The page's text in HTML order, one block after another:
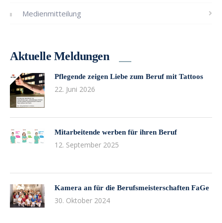
Medienmitteilung
Aktuelle Meldungen
Pflegende zeigen Liebe zum Beruf mit Tattoos
22. Juni 2026
Mitarbeitende werben für ihren Beruf
12. September 2025
Kamera an für die Berufsmeisterschaften FaGe
30. Oktober 2024